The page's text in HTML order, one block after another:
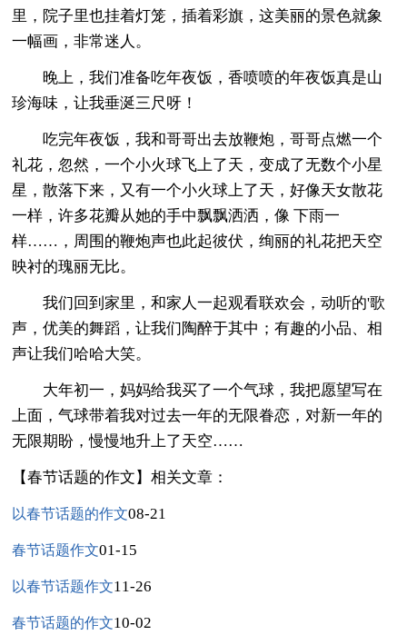
里，院子里也挂着灯笼，插着彩旗，这美丽的景色就象
一幅画，非常迷人。
晚上，我们准备吃年夜饭，香喷喷的年夜饭真是山
珍海味，让我垂涎三尺呀！
吃完年夜饭，我和哥哥出去放鞭炮，哥哥点燃一个
礼花，忽然，一个小火球飞上了天，变成了无数个小星
星，散落下来，又有一个小火球上了天，好像天女散花
一样，许多花瓣从她的手中飘飘洒洒，像 下雨一
样……，周围的鞭炮声也此起彼伏，绚丽的礼花把天空
映衬的瑰丽无比。
我们回到家里，和家人一起观看联欢会，动听的'歌
声，优美的舞蹈，让我们陶醉于其中；有趣的小品、相
声让我们哈哈大笑。
大年初一，妈妈给我买了一个气球，我把愿望写在
上面，气球带着我对过去一年的无限眷恋，对新一年的
无限期盼，慢慢地升上了天空……
【春节话题的作文】相关文章：
以春节话题的作文08-21
春节话题作文01-15
以春节话题作文11-26
春节话题的作文10-02